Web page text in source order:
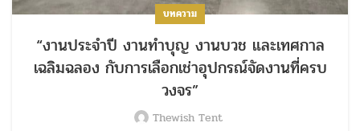
บทความ
“งานประจำปี งานทำบุญ งานบวช และเทศกาล
เฉลิมฉลอง กับการเลือกเช่าอุปกรณ์จัดงานที่ครบ
วงจร”
Thewish Tent